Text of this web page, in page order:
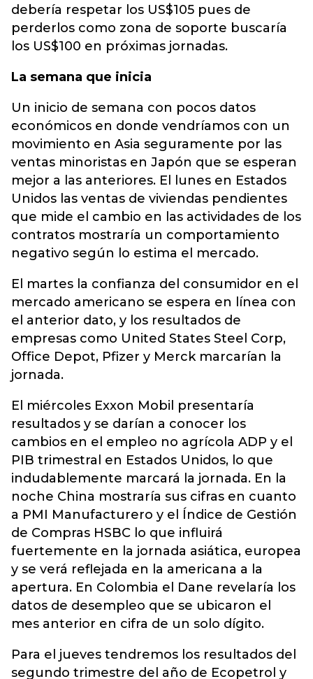
debería respetar los US$105 pues de
perderlos como zona de soporte buscaría
los US$100 en próximas jornadas.
La semana que inicia
Un inicio de semana con pocos datos
económicos en donde vendríamos con un
movimiento en Asia seguramente por las
ventas minoristas en Japón que se esperan
mejor a las anteriores. El lunes en Estados
Unidos las ventas de viviendas pendientes
que mide el cambio en las actividades de los
contratos mostraría un comportamiento
negativo según lo estima el mercado.
El martes la confianza del consumidor en el
mercado americano se espera en línea con
el anterior dato, y los resultados de
empresas como United States Steel Corp,
Office Depot, Pfizer y Merck marcarían la
jornada.
El miércoles Exxon Mobil presentaría
resultados y se darían a conocer los
cambios en el empleo no agrícola ADP y el
PIB trimestral en Estados Unidos, lo que
indudablemente marcará la jornada. En la
noche China mostraría sus cifras en cuanto
a PMI Manufacturero y el Índice de Gestión
de Compras HSBC lo que influirá
fuertemente en la jornada asiática, europea
y se verá reflejada en la americana a la
apertura. En Colombia el Dane revelaría los
datos de desempleo que se ubicaron el
mes anterior en cifra de un solo dígito.
Para el jueves tendremos los resultados del
segundo trimestre del año de Ecopetrol y